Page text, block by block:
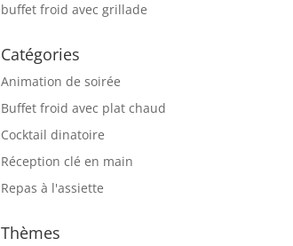
buffet froid avec grillade
Catégories
Animation de soirée
Buffet froid avec plat chaud
Cocktail dinatoire
Réception clé en main
Repas à l'assiette
Thèmes